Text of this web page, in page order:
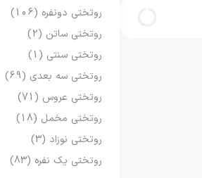
روتختی دونفره (106)
روتختی ساتن (2)
روتختی سنتی (1)
روتختی سه بعدی (69)
روتختی عروس (71)
روتختی مخمل (18)
روتختی نوزاد (3)
روتختی یک نفره (83)